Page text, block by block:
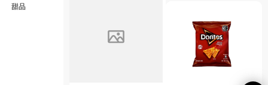
甜品
FAILED